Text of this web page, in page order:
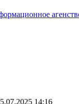
14:16